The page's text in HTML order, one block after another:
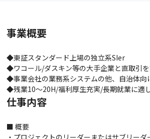
事業概要
◆東証スタンダード上場の独立系SIer
◆ワコール/ダスキン等の大手企業と直取引
◆事業会社の業務系システムの他、自治体向
◆残業10～20H/福利厚生充実/長期就業に適
仕事内容
■ 概要
・プロジェクトのリーダーまたはサブリー